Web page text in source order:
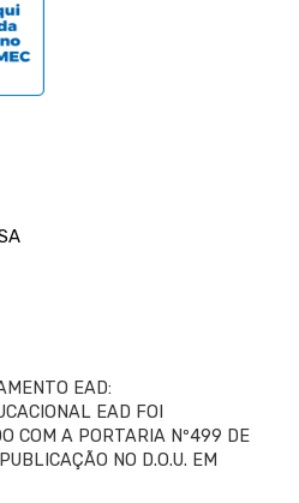
EAD:
EAD FOI
COM A PORTARIA Nº499 DE
NO D.O.U. EM